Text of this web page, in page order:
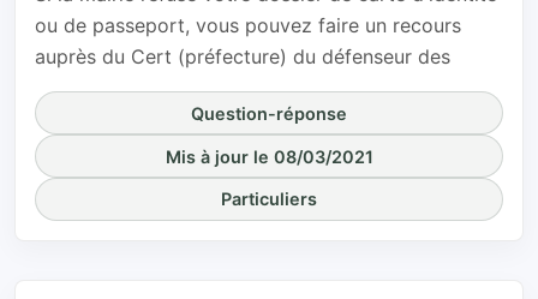
ou de passeport, vous pouvez faire un recours
auprès du Cert (préfecture) du défenseur des
Question-réponse
Mis à jour le 08/03/2021
Particuliers